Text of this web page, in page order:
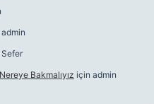
admin
Sefer
Bakmalıyız için admin